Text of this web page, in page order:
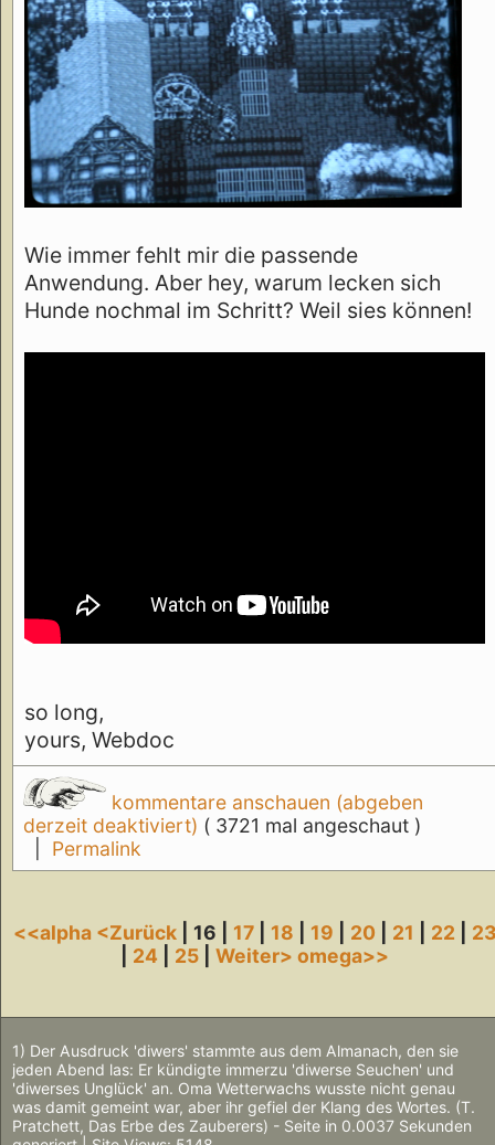
Wie immer fehlt mir die passende
Anwendung. Aber hey, warum lecken sich
Hunde nochmal im Schritt? Weil sies können!
so long,
yours, Webdoc
kommentare anschauen (abgeben
derzeit deaktiviert) ( 3721 mal angeschaut )
Permalink
<<alpha <Zurück | 16 | 17| 18 19 20| 21 22
24 25 |Weiter>omega>>
1) Der Ausdruck 'diwers' stammte aus dem Almanach, den sie
jeden Abend las: Er kündigte immerzu 'diwerse Seuchen' und
'diwerses Unglück' an. Oma Wetterwachs wusste nicht genau
was damit gemeint war, aber ihr gefiel der Klang des Wortes. (T.
Pratchett, Das Erbe des Zauberers) - Seite in 0.0037 Sekunden